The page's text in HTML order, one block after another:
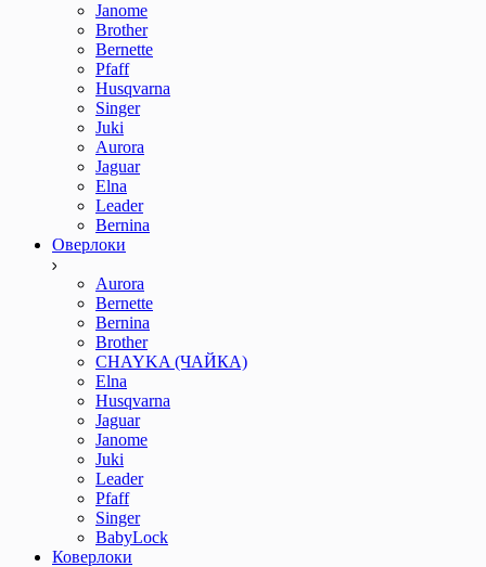
Janome
Brother
Bernette
Pfaff
Husqvarna
Singer
Juki
Aurora
Jaguar
Elna
Leader
Bernina
Оверлоки
Aurora
Bernette
Bernina
Brother
CHAYKA (ЧАЙКА)
Elna
Husqvarna
Jaguar
Janome
Juki
Leader
Pfaff
Singer
BabyLock
Коверлоки